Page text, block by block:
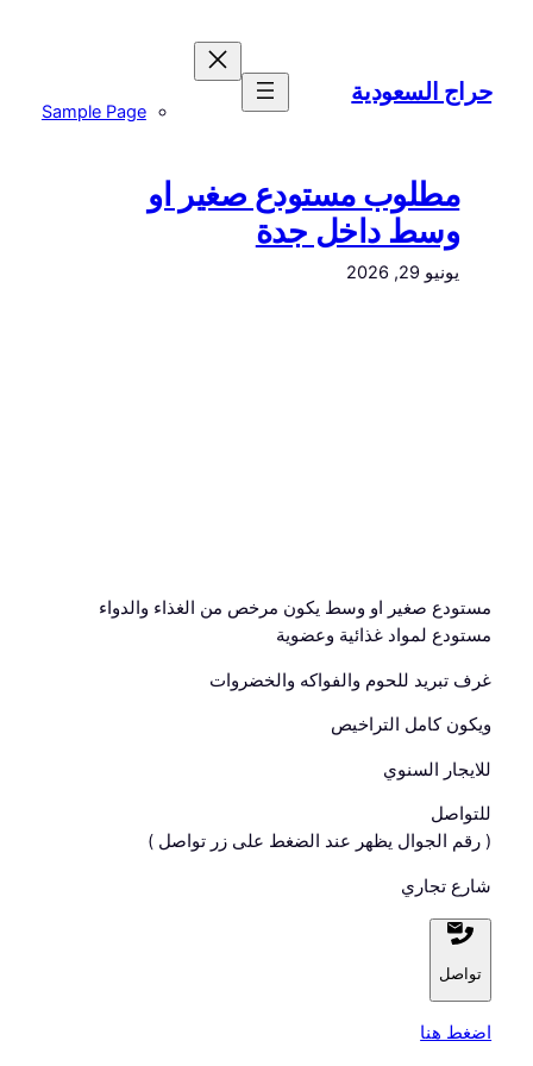
المحتوى
حراج السعودية
Sample Page
مطلوب مستودع صغير او
وسط داخل جدة
يونيو 29, 2026
مستودع صغير او وسط يكون مرخص من الغذاء والدواء
مستودع لمواد غذائية وعضوية
غرف تبريد للحوم والفواكه والخضروات
ويكون كامل التراخيص
للايجار السنوي
للتواصل
( رقم الجوال يظهر عند الضغط على زر تواصل )
شارع تجاري
تواصل
اضغط هنا